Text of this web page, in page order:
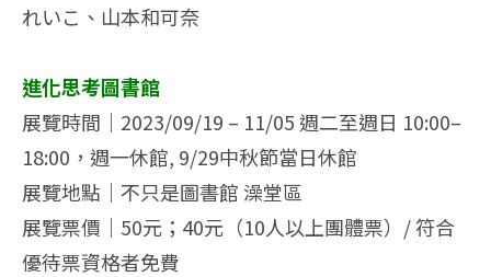
れいこ、山本和可奈
進化思考圖書館
展覽時間｜2023/09/19 – 11/05 週二至週日 10:00–
18:00，週一休館, 9/29中秋節當日休館
展覽地點｜不只是圖書館 澡堂區
展覽票價｜50元；40元（10人以上團體票）/ 符合
優待票資格者免費